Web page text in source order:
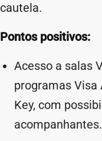
cautela.
Pontos positivos:
Acesso a salas
programas Visa
Key, com
acompanhantes.